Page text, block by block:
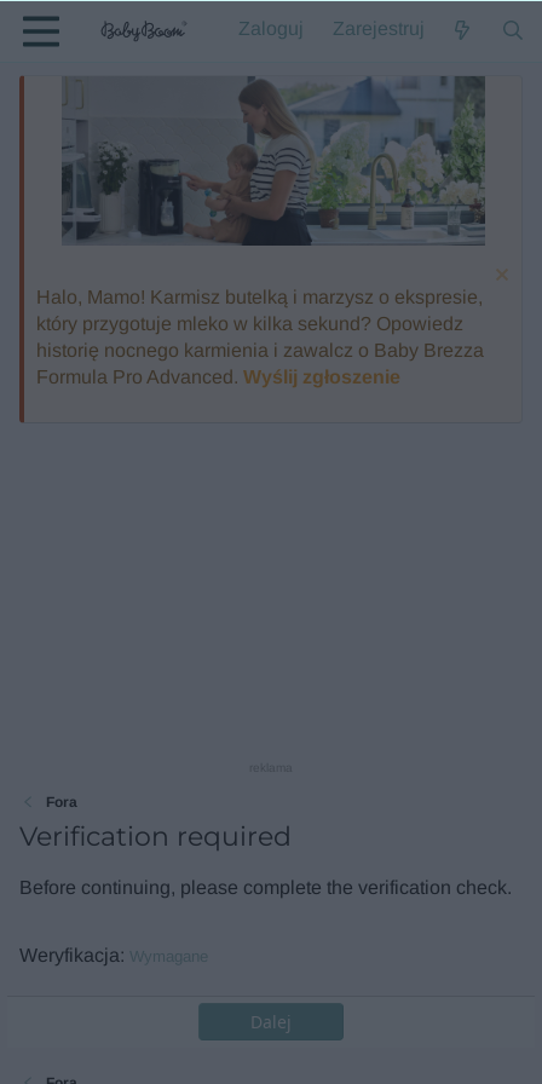
Zaloguj Zarejestruj
Halo, Mamo! Karmisz butelką i marzysz o ekspresie,
który przygotuje mleko w kilka sekund? Opowiedz
historię nocnego karmienia i zawalcz o Baby Brezza
Formula Pro Advanced. Wyślij zgłoszenie
Fora
Verification required
Before continuing, please complete the verification check.
Weryfikacja Wymagane
Dalej